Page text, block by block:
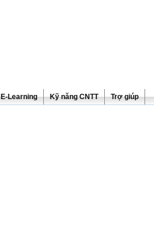
E-Learning Kỹ năng CNTT Trợ giúp